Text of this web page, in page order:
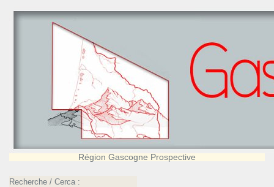
Région Gascogne Prospective
Recherche / Cerca :